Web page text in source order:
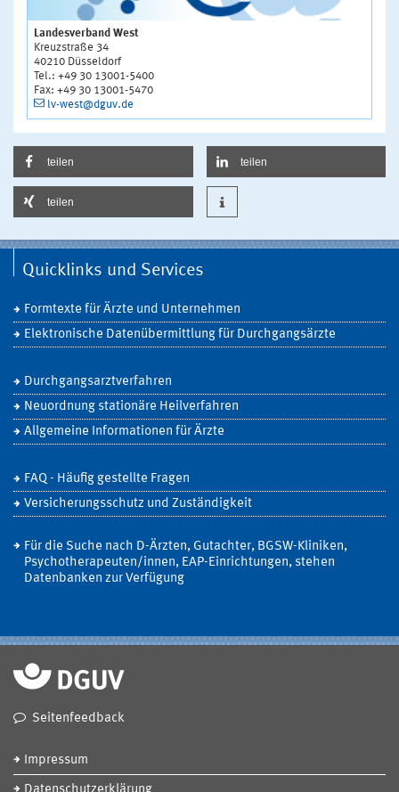
Landesverband West
Kreuzstraße 34
40210 Düsseldorf
Tel.: +49 30 13001-5400
Fax: +49 30 13001-5470
lv-west@dguv.de
teilen teilen
teilen
Quicklinks und Services
Formtexte für Ärzte und Unternehmen
Elektronische Datenübermittlung für Durchgangsärzte
Durchgangsarztverfahren
Neuordnung stationäre Heilverfahren
Allgemeine Informationen für Ärzte
FAQ - Häufig gestellte Fragen
Versicherungsschutz und Zuständigkeit
Für die Suche nach D-Ärzten, Gutachter, BGSW-Kliniken,
Psychotherapeuten/innen, EAP-Einrichtungen, stehen
Datenbanken zur Verfügung
Seitenfeedback
Impressum